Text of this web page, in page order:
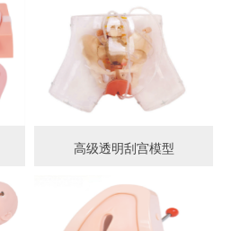
高级透明刮宫模型